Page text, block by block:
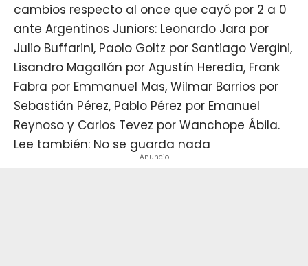
cambios respecto al once que cayó por 2 a 0
ante Argentinos Juniors: Leonardo Jara por
Julio Buffarini, Paolo Goltz por Santiago Vergini,
Lisandro Magallán por Agustín Heredia, Frank
Fabra por Emmanuel Mas, Wilmar Barrios por
Sebastián Pérez, Pablo Pérez por Emanuel
Reynoso y Carlos Tevez por Wanchope Ábila.
Lee también: No se guarda nada
Anuncio